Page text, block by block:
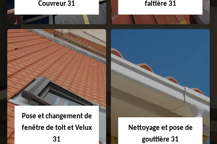
Couvreur 31
Couvreur 31
faitière 31
Etanchéité de
faitage et faitière
31
Pose et changement de
fenêtre de toit et Velux
31
Nettoyage et pose de
gouttière 31